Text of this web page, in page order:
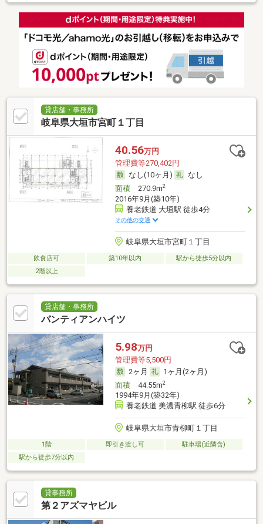
貸店舗・事務所
岐阜県大垣市宮町１丁目
40.56万円
管理費等270,402円
なし(10ヶ月)
なし
面積270.9m2
2016年9月(築10年)
養老鉄道 大垣駅 徒歩4分
その他の交通
岐阜県大垣市宮町１丁目
飲食店可 築10年以内
駅から徒歩5分以内
2階以上
貸店舗・事務所
バンティアンハイツ
5.98万円
管理費等5,500円
2ヶ月
1ヶ月(2ヶ月)
面積44.55m2
1994年9月(築32年)
養老鉄道 美濃青柳駅 徒歩6分
岐阜県大垣市青柳町１丁目
1階 即引き渡し可
駐車場(近隣含)
駅から徒歩7分以内
貸事務所
第２アズマヤビル